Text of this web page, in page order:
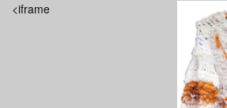
<iframe